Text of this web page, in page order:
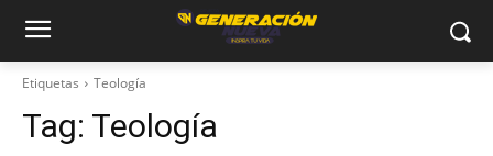
Etiquetas Teología
Tag: Teología